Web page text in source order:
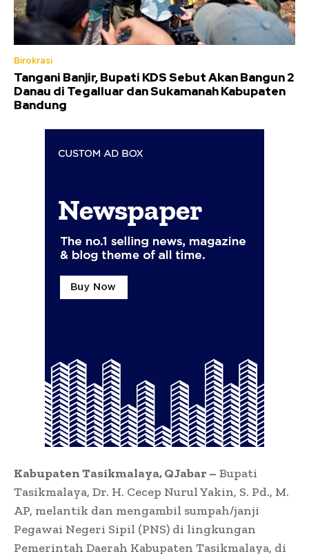
Birokrasi
Tangani Banjir, Bupati KDS Sebut Akan Bangun 2
Danau di Tegalluar dan Sukamanah Kabupaten
Bandung
Kabupaten Tasikmalaya, QJabar – Bupati
Tasikmalaya, Dr. H. Cecep Nurul Yakin, S. Pd., M.
AP, melantik dan mengambil sumpah/janji
Pegawai Negeri Sipil (PNS) di lingkungan
Pemerintah Daerah Kabupaten Tasikmalaya, di